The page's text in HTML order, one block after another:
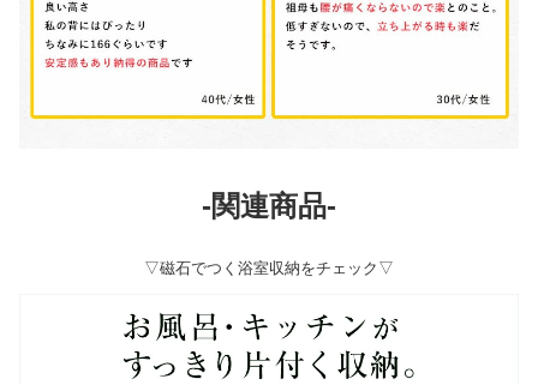
-関連商品-
▽磁石でつく浴室収納をチェック▽